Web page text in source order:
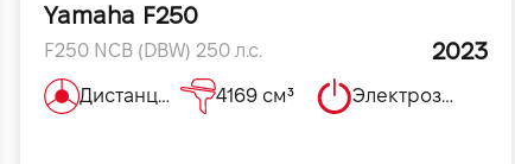
Yamaha F250
F250 NCB (DBW) 250 л.с. 2023
Дистанционное 4169 см³ Электрозапуск